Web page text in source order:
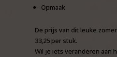
Opmaak
De prijs van dit leuke
33,25 per stuk.
Wil je iets veranderen aan